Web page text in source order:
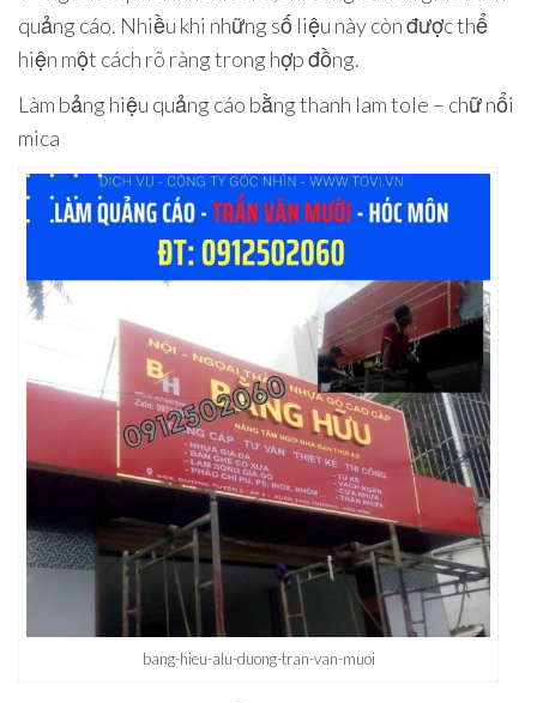
quảng cáo. Nhiều khi những số liệu này còn được thể
hiện một cách rõ ràng trong hợp đồng.
Làm bảng hiệu quảng cáo bằng thanh lam tole – chữ nổi
mica
bang-hieu-alu-duong-tran-van-muoi